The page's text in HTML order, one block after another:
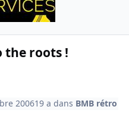
the roots !
200619 a dans BMB rétro